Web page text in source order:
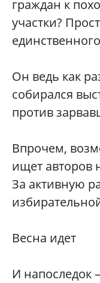
граждан к
участки?
Он ведь как
собирался
против
Впрочем,
ищет авторов
За активную
Весна идет
И напоследок